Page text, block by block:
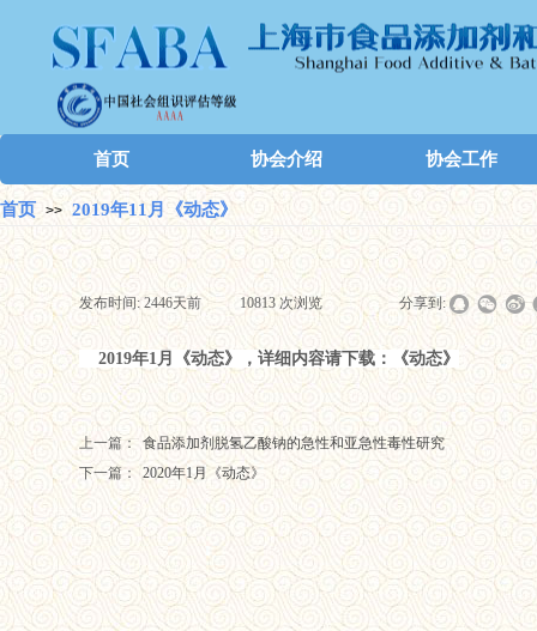
首页 协会介绍 协会工作
首页 >> 2019年11月《动态》
发布时间:2446天前 | 10813 次浏览 | 分享到:
2019年1月《动态》，详细内容请下载： 《动态》
上一篇： 食品添加剂脱氢乙酸钠的急性和亚急性毒性研究
下一篇：
2020年1月《动态》